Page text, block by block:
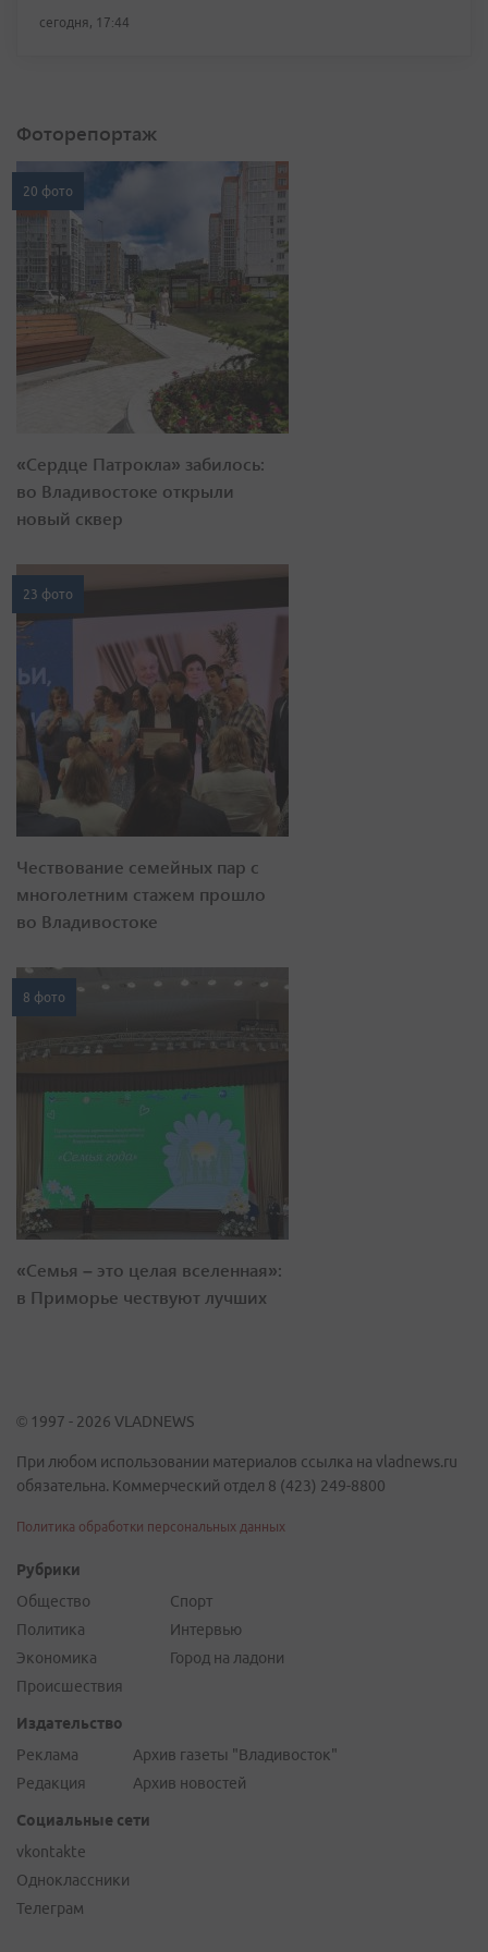
сегодня, 17:44
Фоторепортаж
20 фото
«Сердце Патрокла» забилось:
во Владивостоке открыли
новый сквер
23 фото
Чествование семейных пар с
многолетним стажем прошло
во Владивостоке
8 фото
«Семья – это целая вселенная»:
в Приморье чествуют лучших
© 1997 - 2026 VLADNEWS
При любом использовании материалов ссылка на vladnews.ru
обязательна. Коммерческий отдел 8 (423) 249-8800
Политика обработки персональных данных
Рубрики
Общество
Политика
Экономика
Происшествия
Спорт
Интервью
Город на ладони
Издательство
Реклама
Редакция
Архив газеты "Владивосток"
Архив новостей
Социальные сети
vkontakte
Одноклассники
Телеграм